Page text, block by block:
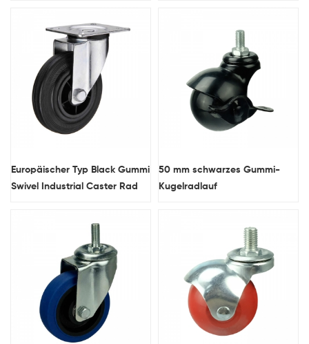
Europäischer Typ Black Gummi
Swivel Industrial Caster Rad
50 mm schwarzes Gummi-
Kugelradlauf